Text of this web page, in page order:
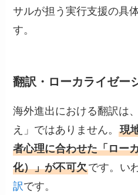
サルが担う実行支援の具
す。
翻訳・ローカライゼー
海外進出における翻訳は
え」ではありません。現
者心理に合わせた「ロー
化）」が不可欠です。い
訳です。